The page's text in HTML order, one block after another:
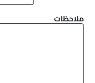
ملاحظات